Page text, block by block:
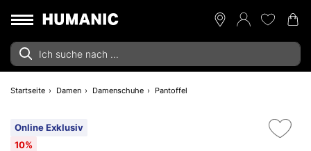
Startseite Damen Damenschuhe Pantoffel
Online Exklusiv
10%